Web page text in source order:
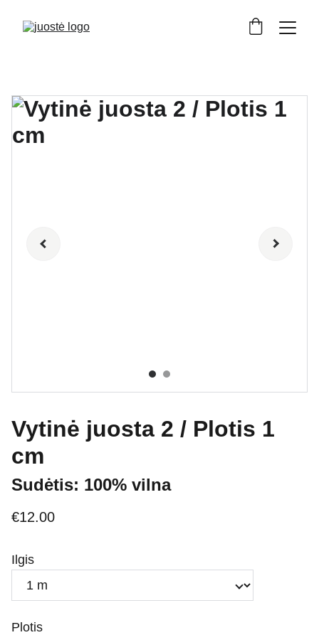
Vytinė juosta 2 / Plotis 1
cm
Sudėtis: 100% vilna
€12.00
Ilgis
Plotis